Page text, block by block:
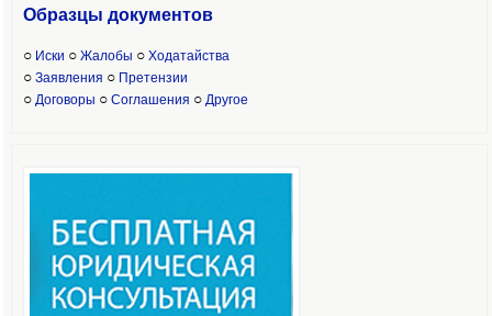
Образцы документов
○ Иски ○ Жалобы ○ Ходатайства
○ Заявления ○ Претензии
○ Договоры ○ Соглашения ○ Другое